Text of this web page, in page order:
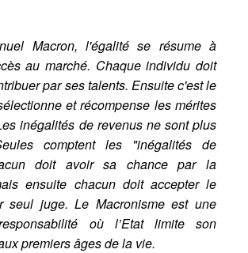
Macron, l'égalité se résume à
au marché. Chaque individu doit
par ses talents. Ensuite c'est le
et récompense les mérites
inégalités de revenus ne sont plus
comptent les "inégalités de
doit avoir sa chance par la
ensuite chacun doit accepter le
seul juge. Le Macronisme est une
où l’Etat limite son
premiers âges de la vie.